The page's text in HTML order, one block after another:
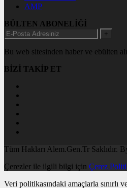
AMP
BÜLTEN ABONELİĞİ
+
Bu web sitesinden haber ve ebülten
BİZİ TAKİP ET
Tüm Hakları Alem.Gen.Tr Saklıdır.
Çerezler ile ilgili bilgi için Çerez
Veri politikasındaki amaçlarla sınırlı